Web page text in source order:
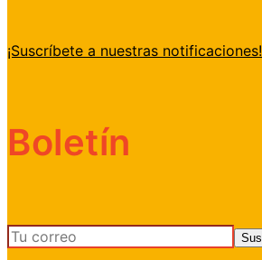
¡Suscríbete a nuestras notificaciones!
Boletín